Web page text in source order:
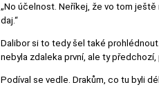
„No účelnost. Neříkej, že vo tom
daj.“
Dalibor si to tedy šel také
nebyla zdaleka první, ale ty
Podíval se vedle. Drakům, co tu byli